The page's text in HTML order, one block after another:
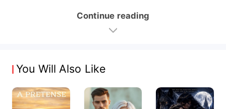
Continue reading
You Will Also Like